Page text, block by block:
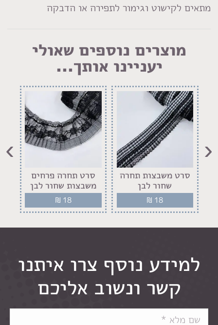
מתאים לקישוט וגימור לתפירה או הדבקה
מוצרים נוספים שאולי
יעניינו אותך...
סרט משבצות תחרה
שחור לבן
₪ 18
סרט תחרה פרחים
משבצות שחור לבן
₪ 18
‹
›
למידע נוסף צרו איתנו
קשר ונשוב אליכם